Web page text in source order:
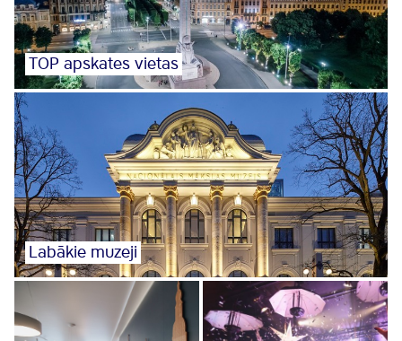
TOP apskates vietas
Labākie muzeji